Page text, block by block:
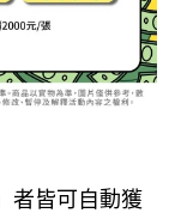
者皆可自動獲